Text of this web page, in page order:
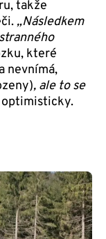
takže
„Následkem
které
nevnímá,
, ale to se
optimisticky.